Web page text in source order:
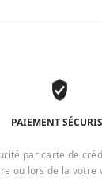
PAIEMENT
par carte de
ou lors de la votre